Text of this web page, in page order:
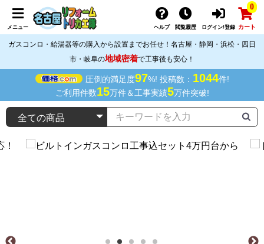
メニュー ヘルプ 閲覧履歴 ログイン/登録
0
カート
ガスコンロ・給湯器等の購入から設置までお任せ！名古屋・静岡・浜松・四日
市・岐阜の地域密着で工事後も安心！
圧倒的満足度97%! 投稿数： 1044件!
ご利用件数15万件＆工事実績5万件突破!